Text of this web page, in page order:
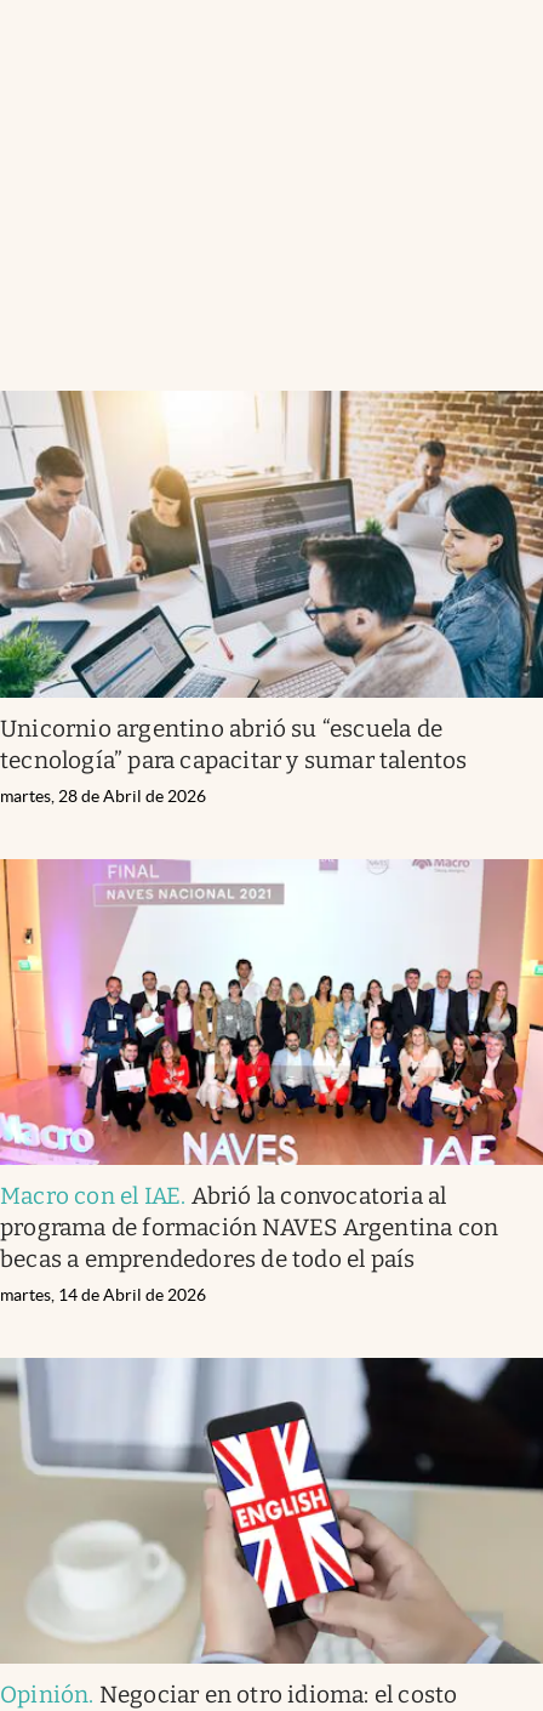
Unicornio argentino abrió su “escuela de
tecnología” para capacitar y sumar talentos
martes, 28 de Abril de 2026
Macro con el IAE. Abrió la convocatoria al
programa de formación NAVES Argentina con
becas a emprendedores de todo el país
martes, 14 de Abril de 2026
Opinión. Negociar en otro idioma: el costo